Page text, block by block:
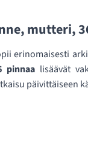
mutteri,
erinomaisesti
pinnaa lisäävät
päivittäiseen